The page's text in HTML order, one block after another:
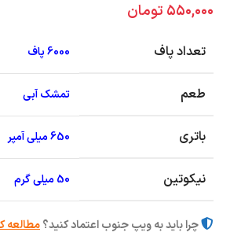
۵۵۰,۰۰۰ تومان
تعداد پاف 6000 پاف
طعم تمشک آبی
باتری 650 میلی آمپر
نیکوتین 50 میلی گرم
چرا باید به ویپ جنوب اعتماد کنید؟مطالعه